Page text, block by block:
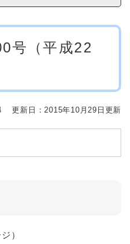
号（平成22
更新日：2015年10月29日更新
）